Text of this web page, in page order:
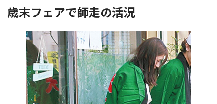
歳末フェアで師走の活況